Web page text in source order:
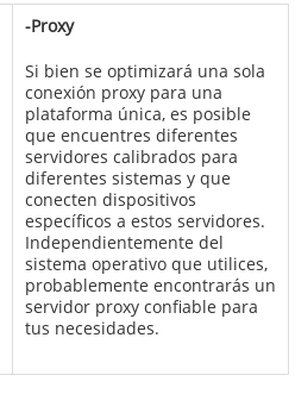
-Proxy
Si bien se optimizará una sola
conexión proxy para una
plataforma única, es posible
que encuentres diferentes
servidores calibrados para
diferentes sistemas y que
conecten dispositivos
específicos a estos servidores.
Independientemente del
sistema operativo que utilices,
probablemente encontrarás un
servidor proxy confiable para
tus necesidades.